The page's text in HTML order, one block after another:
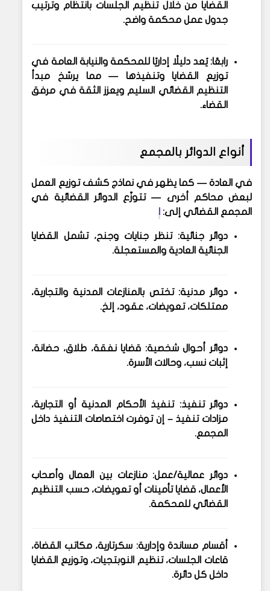
القضايا من خلال تنظيم الجلسات بانتظام وترتيب
جدول عمل محكمة واضح.
رابعًا: يُعد دليلًا إداريًا للمحكمة والنيابة العامة في
توزيع القضايا وتنفيذها — مما يرسّخ مبدأ
التنظيم القضائي السليم ويعزز الثقة في مرفق
القضاء.
أنواع الدوائر بالمجمع
في العادة — كما يظهر في نماذج كشف توزيع العمل
لبعض محاكم أخرى — تتوزّع الدوائر القضائية في
المجمع القضائي إلى: ا
دوائر جنائية: تنظر جنايات وجنح، تشمل القضايا
الجنائية العادية والمستعجلة.
دوائر مدنية: تختص بالمنازعات المدنية والتجارية،
ممتلكات، تعويضات، عقود، إلخ.
دوائر أحوال شخصية: قضايا نفقة، طلاق، حضانة،
إثبات نسب، وحالات الأسرة.
دوائر تنفيذ: تنفيذ الأحكام المدنية أو التجارية،
مزادات تنفيذ – إن توفرت اختصاصات التنفيذ داخل
المجمع.
دوائر عمالية/عمل: منازعات بين العمال وأصحاب
الأعمال، قضايا تأمينات أو تعويضات، حسب التنظيم
القضائي للمحكمة.
أقسام مساندة وإدارية: سكرتارية، مكاتب القضاة،
قاعات الجلسات، تنظيم النوبتجيات، وتوزيع القضايا
داخل كل دائرة.